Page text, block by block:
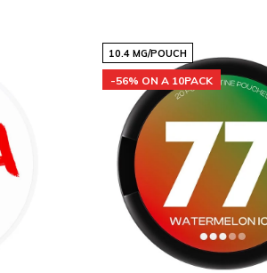
10.4 MG/POUCH
-56% ON A 10PACK